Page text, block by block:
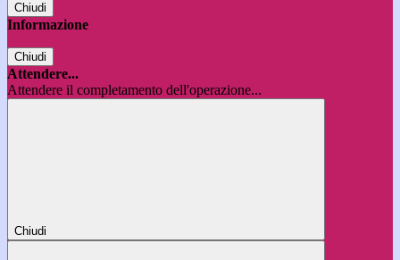
Chiudi
Informazione
Chiudi
Attendere...
Attendere il completamento dell'operazione...
Chiudi